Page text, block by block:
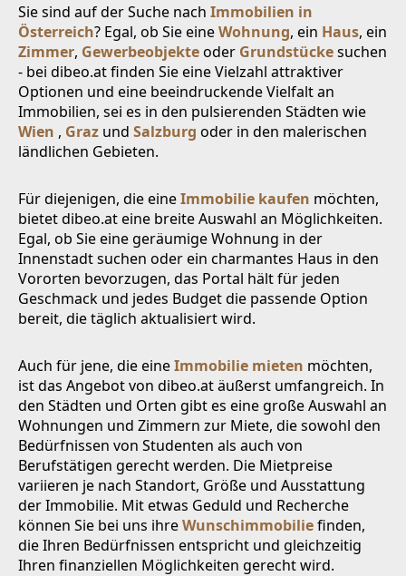
Sie sind auf der Suche nach Immobilien in
Österreich? Egal, ob Sie eineWohnung, ein Haus, ein
Zimmer, Gewerbeobjekteoder Grundstückesuchen
- bei dibeo.at finden Sie eine Vielzahl attraktiver
Optionen und eine beeindruckende Vielfalt an
Immobilien, sei es in den pulsierenden Städten wie
Wien , Graz und Salzburg oder in den malerischen
ländlichen Gebieten.
Für diejenigen, die eineImmobilie kaufen möchten,
bietet dibeo.at eine breite Auswahl an Möglichkeiten.
Egal, ob Sie eine geräumige Wohnung in der
Innenstadt suchen oder ein charmantes Haus in den
Vororten bevorzugen, das Portal hält für jeden
Geschmack und jedes Budget die passende Option
bereit, die täglich aktualisiert wird.
Auch für jene, die eineImmobilie mieten möchten,
ist das Angebot von dibeo.at äußerst umfangreich. In
den Städten und Orten gibt es eine große Auswahl an
Wohnungen und Zimmern zur Miete, die sowohl den
Bedürfnissen von Studenten als auch von
Berufstätigen gerecht werden. Die Mietpreise
variieren je nach Standort, Größe und Ausstattung
der Immobilie. Mit etwas Geduld und Recherche
können Sie bei uns ihreWunschimmobiliefinden,
die Ihren Bedürfnissen entspricht und gleichzeitig
Ihren finanziellen Möglichkeiten gerecht wird.